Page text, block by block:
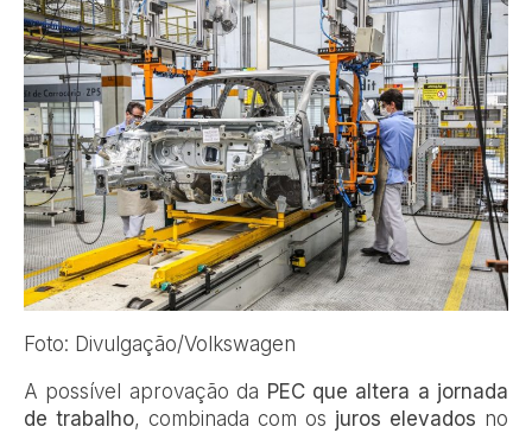
Foto: Divulgação/Volkswagen
A possível aprovação da PEC que altera a jornada
de trabalho, combinada com os juros elevados no